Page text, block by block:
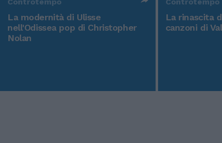
Controtempo
La modernità di Ulisse
nell'Odissea pop di Christopher
Nolan
Controtempo
La rinascita
canzoni di